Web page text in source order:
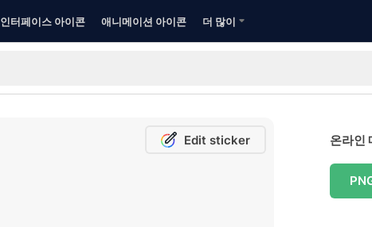
인터페이스 아이콘 애니메이션 아이콘 더 많이
Edit sticker 온라인